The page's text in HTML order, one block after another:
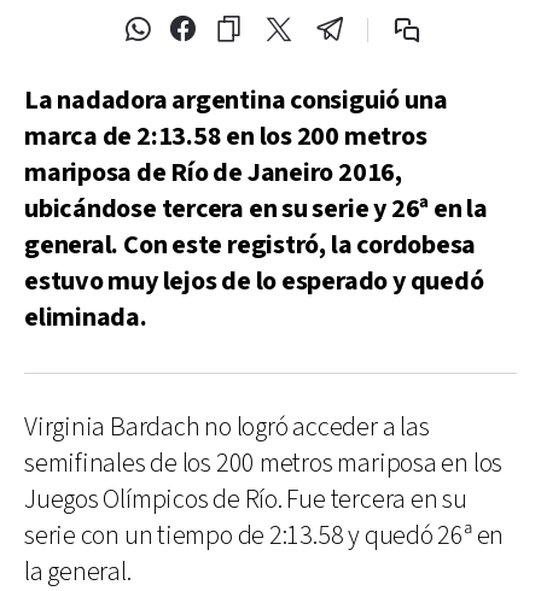
La nadadora argentina consiguió una
marca de 2:13.58 en los 200 metros
mariposa de Río de Janeiro 2016,
ubicándose tercera en su serie y 26ª en la
general. Con este registró, la cordobesa
estuvo muy lejos de lo esperado y quedó
eliminada.
Virginia Bardach no logró acceder a las
semifinales de los 200 metros mariposa en los
Juegos Olímpicos de Río. Fue tercera en su
serie con un tiempo de 2:13.58 y quedó 26ª en
la general.